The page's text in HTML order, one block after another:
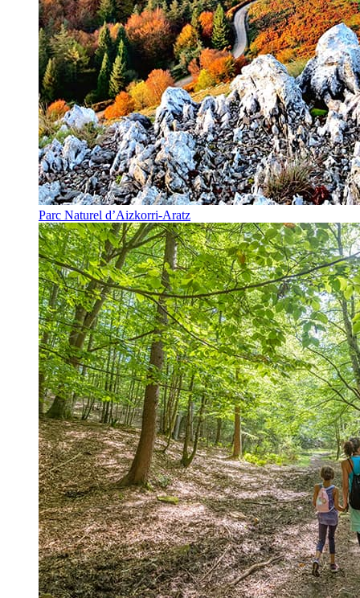
Parc Naturel d’Aizkorri-Aratz